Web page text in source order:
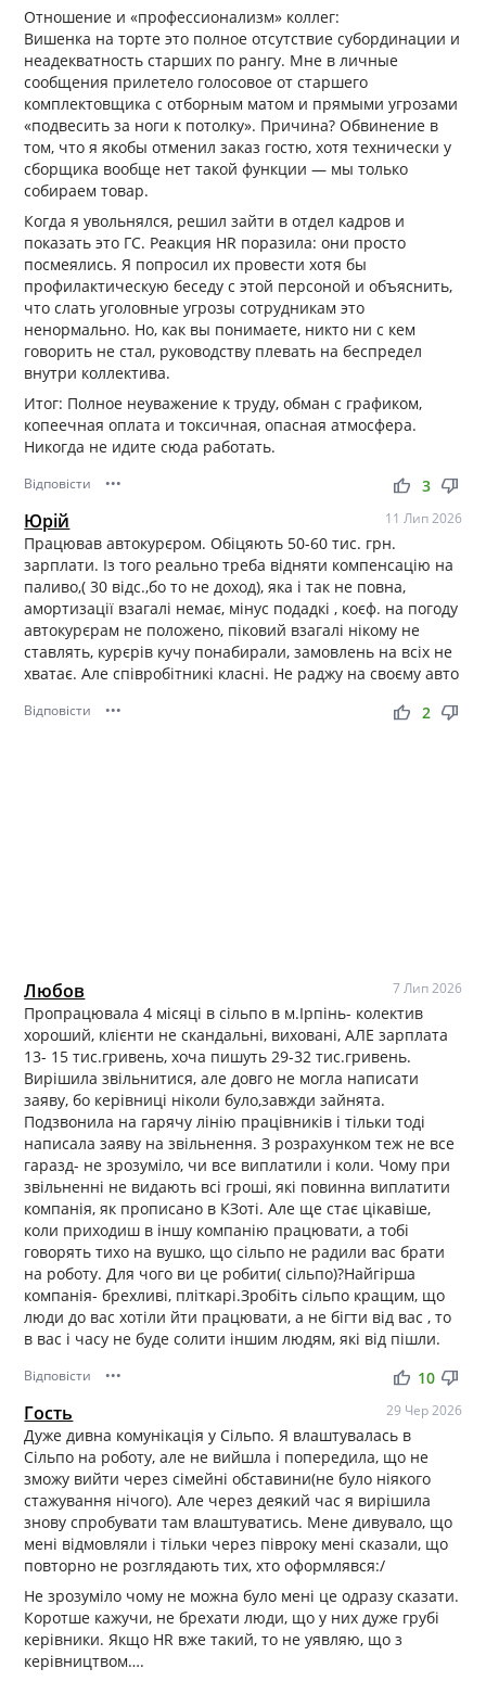
Отношение и «профессионализм» коллег:
Вишенка на торте это полное отсутствие субординации и
неадекватность старших по рангу. Мне в личные
сообщения прилетело голосовое от старшего
комплектовщика с отборным матом и прямыми угрозами
«подвесить за ноги к потолку». Причина? Обвинение в
том, что я якобы отменил заказ гостю, хотя технически у
сборщика вообще нет такой функции — мы только
собираем товар.
Когда я увольнялся, решил зайти в отдел кадров и
показать это ГС. Реакция HR поразила: они просто
посмеялись. Я попросил их провести хотя бы
профилактическую беседу с этой персоной и объяснить,
что слать уголовные угрозы сотрудникам это
ненормально. Но, как вы понимаете, никто ни с кем
говорить не стал, руководству плевать на беспредел
внутри коллектива.
Итог: Полное неуважение к труду, обман с графиком,
копеечная оплата и токсичная, опасная атмосфера.
Никогда не идите сюда работать.
Відповісти ••• thumb_up thumb_down
3
Юрій 11 Лип 2026
Працював автокурєром. Обіцяють 50-60 тис. грн.
зарплати. Із того реально треба відняти компенсацію на
паливо,( 30 відс.,бо то не доход), яка і так не повна,
амортизації взагалі немає, мінус подадкі , коєф. на погоду
автокурєрам не положено, піковий взагалі нікому не
ставлять, курєрів кучу понабирали, замовлень на всіх не
хватає. Але співробітникі класні. Не раджу на своєму авто
Відповісти ••• thumb_up thumb_down
2
Любов 7 Лип 2026
Пропрацювала 4 місяці в сільпо в м.Ірпінь- колектив
хороший, клієнти не скандальні, виховані, АЛЕ зарплата
13- 15 тис.гривень, хоча пишуть 29-32 тис.гривень.
Вирішила звільнитися, але довго не могла написати
заяву, бо керівниці ніколи було,завжди зайнята.
Подзвонила на гарячу лінію працівників і тільки тоді
написала заяву на звільнення. З розрахунком теж не все
гаразд- не зрозуміло, чи все виплатили і коли. Чому при
звільненні не видають всі гроші, які повинна виплатити
компанія, як прописано в КЗоті. Але ще стає цікавіше,
коли приходиш в іншу компанію працювати, а тобі
говорять тихо на вушко, що сільпо не радили вас брати
на роботу. Для чого ви це робити( сільпо)?Найгірша
компанія- брехливі, пліткарі.Зробіть сільпо кращим, що
люди до вас хотіли йти працювати, а не бігти від вас , то
в вас і часу не буде солити іншим людям, які від пішли.
Відповісти ••• thumb_up thumb_down
10
Гость 29 Чер 2026
Дуже дивна комунікація у Сільпо. Я влаштувалась в
Сільпо на роботу, але не вийшла і попередила, що не
зможу вийти через сімейні обставини(не було ніякого
стажування нічого). Але через деякий час я вирішила
знову спробувати там влаштуватись. Мене дивувало, що
мені відмовляли і тільки через півроку мені сказали, що
повторно не розглядають тих, хто оформлявся:/
Не зрозуміло чому не можна було мені це одразу сказати.
Коротше кажучи, не брехати люди, що у них дуже грубі
керівники. Якщо HR вже такий, то не уявляю, що з
керівництвом….